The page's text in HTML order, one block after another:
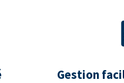
Gestion